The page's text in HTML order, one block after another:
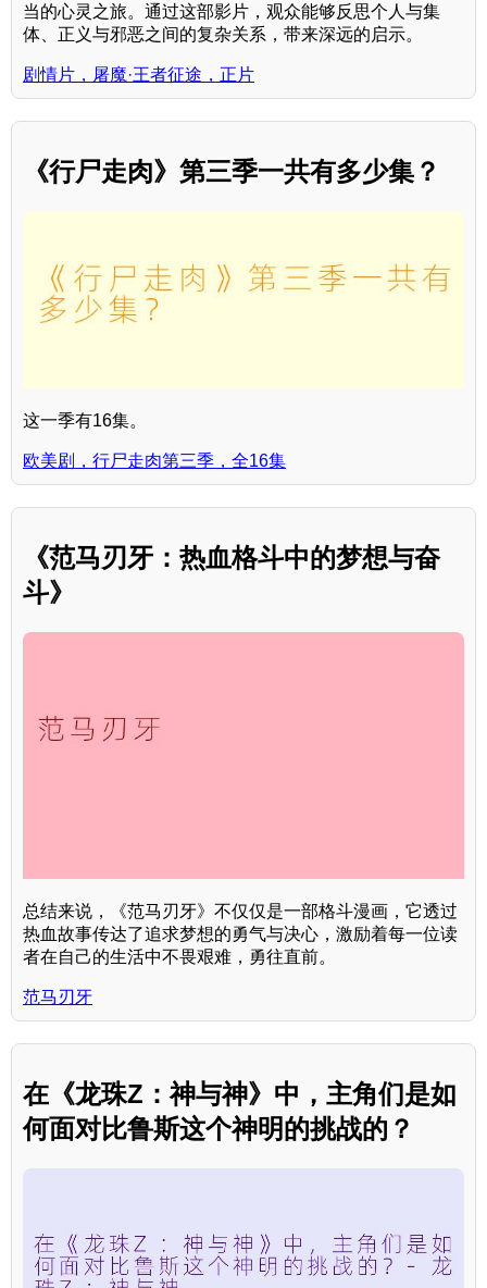
当的心灵之旅。通过这部影片，观众能够反思个人与集
体、正义与邪恶之间的复杂关系，带来深远的启示。
剧情片，屠魔·王者征途，正片
《行尸走肉》第三季一共有多少集？
这一季有16集。
欧美剧，行尸走肉第三季，全16集
《范马刃牙：热血格斗中的梦想与奋
斗》
总结来说，《范马刃牙》不仅仅是一部格斗漫画，它透过
热血故事传达了追求梦想的勇气与决心，激励着每一位读
者在自己的生活中不畏艰难，勇往直前。
范马刃牙
在《龙珠Z：神与神》中，主角们是如
何面对比鲁斯这个神明的挑战的？